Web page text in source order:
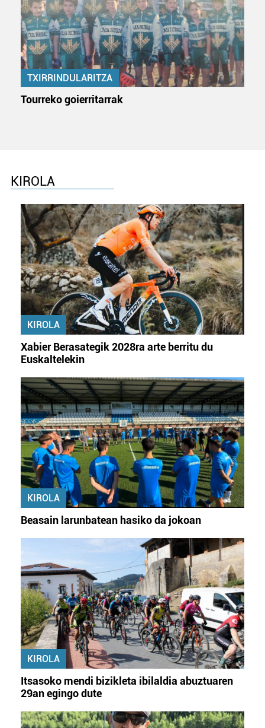
TXIRRINDULARITZA
Tourreko goierritarrak
KIROLA
KIROLA
Xabier Berasategik 2028ra arte berritu du
Euskaltelekin
KIROLA
Beasain larunbatean hasiko da jokoan
KIROLA
Itsasoko mendi bizikleta ibilaldia abuztuaren
29an egingo dute